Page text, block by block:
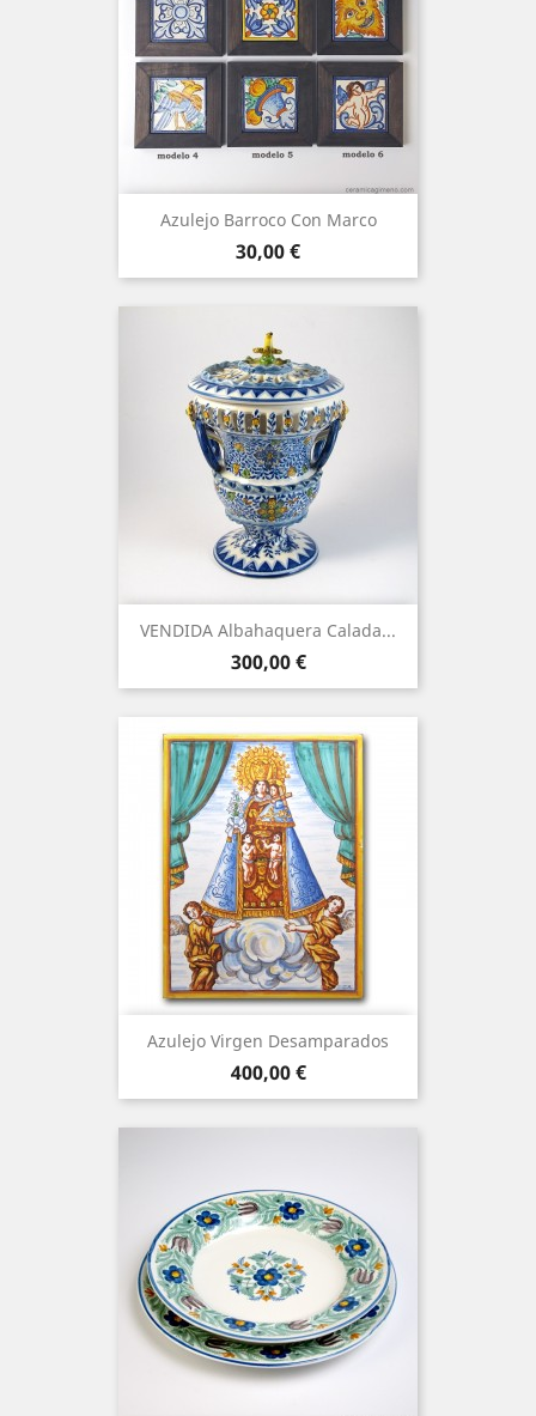
Azulejo Barroco Con Marco
Precio
30,00 €
VENDIDA Albahaquera Calada...
Precio
300,00 €
Azulejo Virgen Desamparados
Precio
400,00 €